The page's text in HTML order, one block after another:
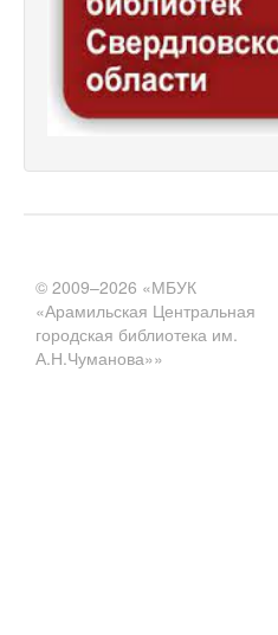
© 2009–2026 «МБУК
«Арамильская Центральная
городская библиотека им.
А.Н.Чуманова»»